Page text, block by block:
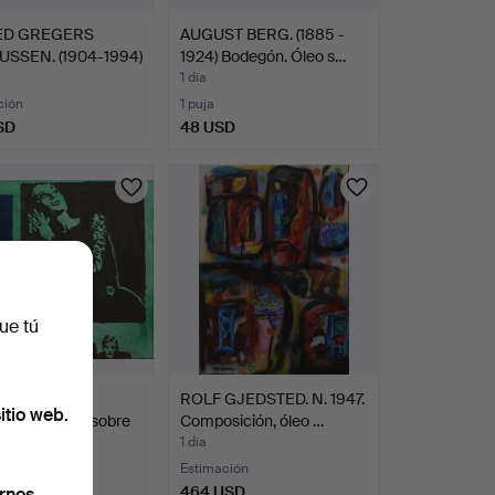
GREGERS
(1904-1994)
AUGUST BERG. (1885 -
1924) Bodegón. Óleo s…
1 día
1 puja
48 USD
Óleo sobre
ROLF GJEDSTED. N. 1947.
Composición, óleo …
1 día
Estimación
tú
web.